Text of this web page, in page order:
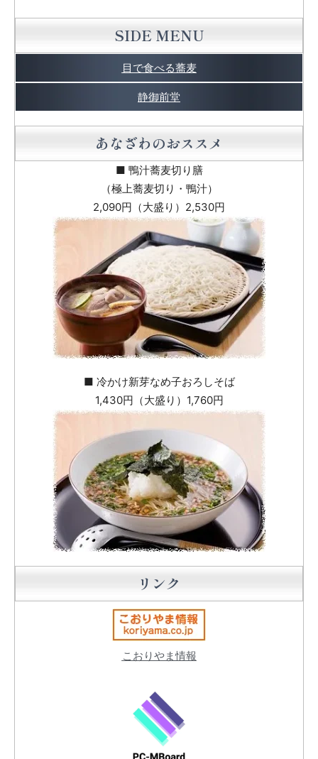
SIDE MENU
目で食べる蕎麦
静御前堂
あなざわのおススメ
■ 鴨汁蕎麦切り膳
（極上蕎麦切り・鴨汁）
2,090円（大盛り）2,530円
■ 冷かけ新芽なめ子おろしそば
1,430円（大盛り）1,760円
リンク
こおりやま情報